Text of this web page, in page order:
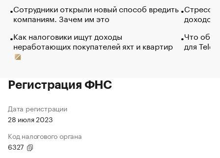
Сотрудники открыли новый способ вредить
компаниям. Зачем им это
Как налоговики ищут доходы
неработающих покупателей яхт и квартир
Стресс
доходов
Что
для
Регистрация ФНС
Дата регистрации
28 июля 2023
Код налогового органа
6327